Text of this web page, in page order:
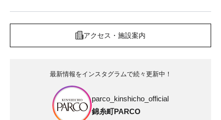
アクセス・施設案内
最新情報をインスタグラムで続々更新中！
parco_kinshicho_official
錦糸町PARCO